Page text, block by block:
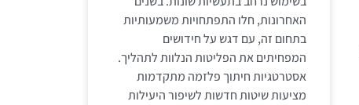
האחרונות, חלו התפתחויות משמעותיות
בתחום זה, עם דגש על חידושים
המפחיתים את הפליטות הנלוות לתהליך.
אסטרטגיות חיתוך פלזמה מתקדמות
מציעות שיטות חדשות לשיפור היעילות